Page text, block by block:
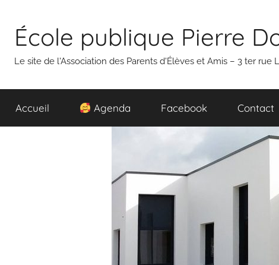
contenu
École publique Pierre
Le site de l'Association des Parents d'Élèves et Amis – 3 ter rue
Accueil Agenda Facebook Contact